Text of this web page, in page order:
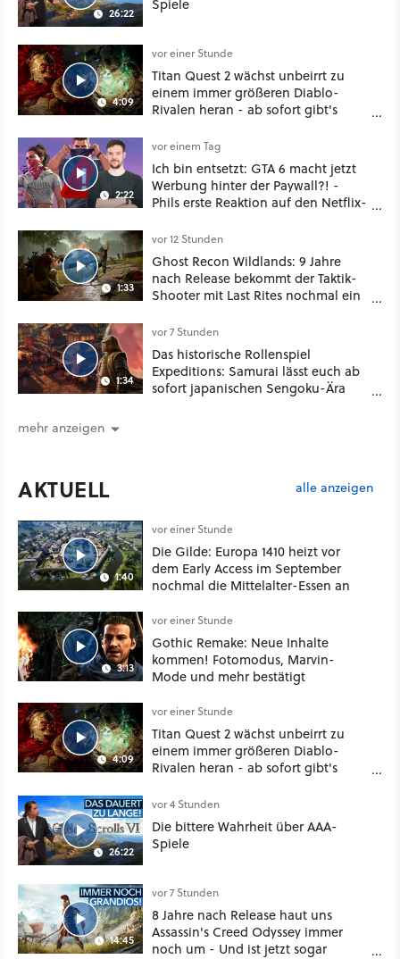
26:22
Spiele
4:09
vor einer Stunde
Titan Quest 2 wächst unbeirrt zu
einem immer größeren Diablo-
Rivalen heran - ab sofort gibt's
Klasse
2:22
vor einem Tag
Ich bin entsetzt: GTA 6 macht jetzt
Werbung hinter der Paywall?! -
Phils erste Reaktion auf den Netflix-
1:33
vor 12 Stunden
Ghost Recon Wildlands: 9 Jahre
nach Release bekommt der Taktik-
Shooter mit Last Rites nochmal ein
1:34
vor 7 Stunden
Das historische Rollenspiel
Expeditions: Samurai lässt euch ab
sofort japanischen Sengoku-Ära
mehr anzeigen
AKTUELL alle anzeigen
1:40
vor einer Stunde
Die Gilde: Europa 1410 heizt vor
dem Early Access im September
nochmal die Mittelalter-Essen an
3:13
vor einer Stunde
Gothic Remake: Neue Inhalte
kommen! Fotomodus, Marvin-
Mode und mehr bestätigt
4:09
vor einer Stunde
Titan Quest 2 wächst unbeirrt zu
einem immer größeren Diablo-
Rivalen heran - ab sofort gibt's
Klasse
26:22
vor 4 Stunden
Die bittere Wahrheit über AAA-
Spiele
14:45
vor 7 Stunden
8 Jahre nach Release haut uns
Assassin's Creed Odyssey immer
noch um - Und ist jetzt sogar